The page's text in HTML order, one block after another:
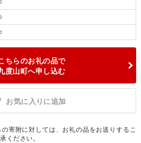
ちらのお礼の品で
度山町へ申し込む
お気に入りに追加
の寄附に対しては、お礼の品をお送りするこ
ください。